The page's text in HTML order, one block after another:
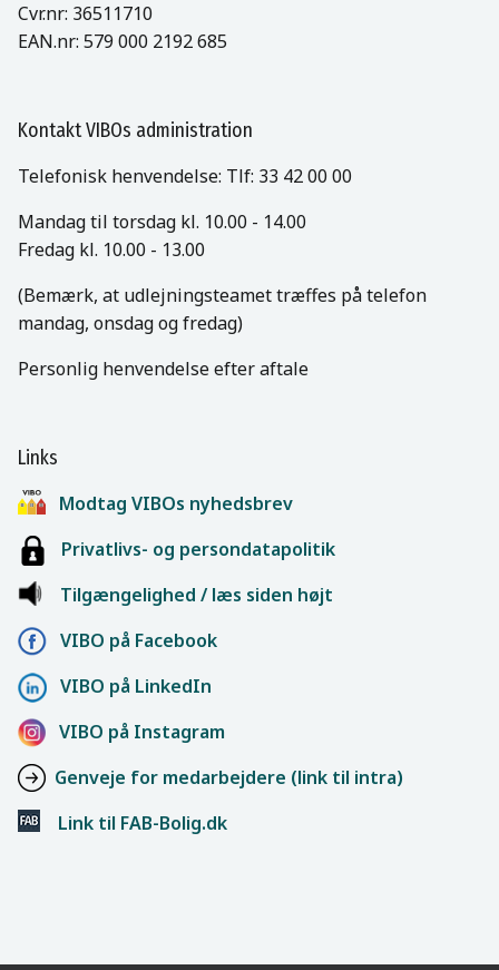
Cvr.nr: 36511710
EAN.nr: 579 000 2192 685
Kontakt VIBOs administration
Telefonisk henvendelse: Tlf: 33 42 00 00
Mandag til torsdag kl. 10.00 - 14.00
Fredag kl. 10.00 - 13.00
(Bemærk, at udlejningsteamet træffes på telefon
mandag, onsdag og fredag)
Personlig henvendelse efter aftale
Links
Modtag VIBOs nyhedsbrev
Privatlivs- og persondatapolitik
Tilgængelighed / læs siden højt
VIBO på Facebook
VIBO på LinkedIn
VIBO på Instagram
Genveje for medarbejdere (link til intra)
Link til FAB-Bolig.dk